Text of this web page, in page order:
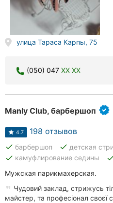
улица Тараса Карпы, 75
(050) 047 XX XX
Manly Club, барбершоп
4.7 198 отзывов
done барбершоп done детская
done камуфлирование седины
Мужская парикмахерская.
Чудовий заклад, стрижусь
майстер, та професіонал своєї